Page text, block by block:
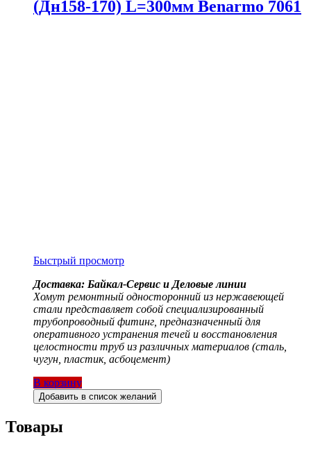
(Дн158-170) L=300мм Benarmo 7061
Быстрый просмотр
Доставка: Байкал-Сервис и Деловые линии
Хомут ремонтный односторонний из нержавеющей
стали представляет собой специализированный
трубопроводный фитинг, предназначенный для
оперативного устранения течей и восстановления
целостности труб из различных материалов (сталь,
чугун, пластик, асбоцемент)
В корзину
Добавить в список желаний
Товары